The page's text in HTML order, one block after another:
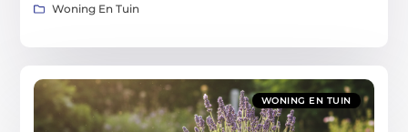
Woning En Tuin
WONING EN TUIN